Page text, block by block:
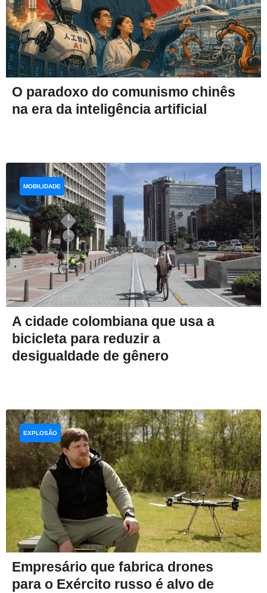
O paradoxo do comunismo chinês
na era da inteligência artificial
A cidade colombiana que usa a
bicicleta para reduzir a
desigualdade de gênero
MOBILIDADE
Empresário que fabrica drones
para o Exército russo é alvo de
EXPLOSÃO